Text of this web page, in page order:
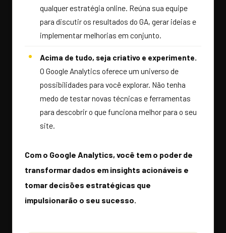
qualquer estratégia online. Reúna sua equipe
para discutir os resultados do GA, gerar ideias e
implementar melhorias em conjunto.
Acima de tudo, seja criativo e experimente.
O Google Analytics oferece um universo de
possibilidades para você explorar. Não tenha
medo de testar novas técnicas e ferramentas
para descobrir o que funciona melhor para o seu
site.
Com o Google Analytics, você tem o poder de
transformar dados em insights acionáveis e
tomar decisões estratégicas que
impulsionarão o seu sucesso.